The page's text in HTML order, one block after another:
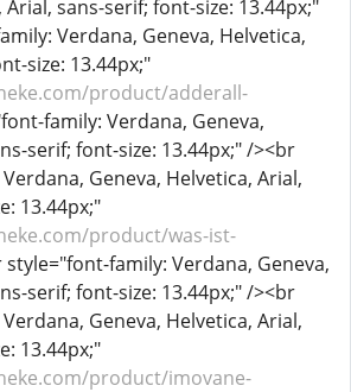
Arial, sans-serif; font-size: 13.44px;"
Verdana, Geneva, Helvetica,
size: 13.44px;"
product/adderall-
family: Verdana, Geneva,
serif; font-size: 13.44px;" /><br
Geneva, Helvetica, Arial,
13.44px;"
product/was-ist-
style="font-family: Verdana, Geneva,
serif; font-size: 13.44px;" /><br
Geneva, Helvetica, Arial,
13.44px;"
product/imovane-